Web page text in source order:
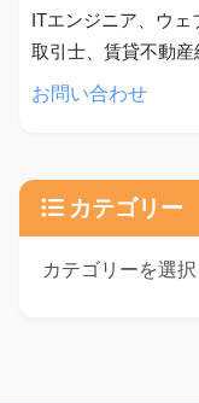
ITエンジニア、ウ
取引士、賃貸不動
お問い合わせ
カテゴリー